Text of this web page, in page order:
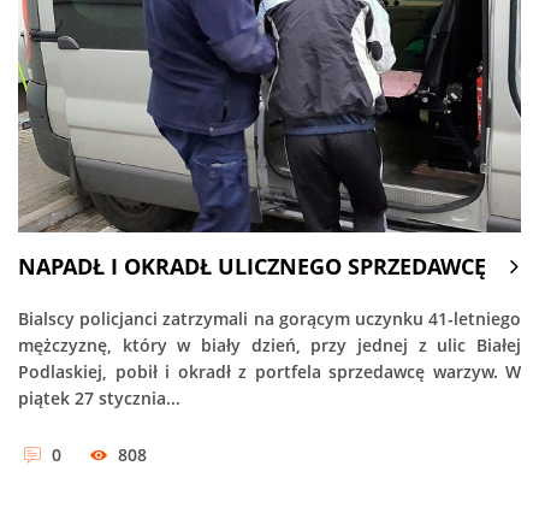
NAPADŁ I OKRADŁ ULICZNEGO SPRZEDAWCĘ
Bialscy policjanci zatrzymali na gorącym uczynku 41-letniego
mężczyznę, który w biały dzień, przy jednej z ulic Białej
Podlaskiej, pobił i okradł z portfela sprzedawcę warzyw. W
piątek 27 stycznia...
0 808